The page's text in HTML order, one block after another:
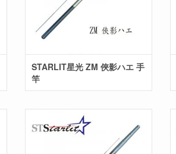
STARLIT星光 ZM 俠影ハエ 手
竿